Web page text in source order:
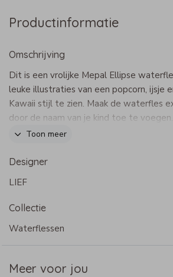
Productinformatie
Omschrijving
Dit is een vrolijke Mepal Ellipse
leuke illustraties van een popcorn, ijsje
Kawaii stijl te zien. Maak de waterfles
door de naam van je kind toe te
kan helemaal naar wens aangepast
Dit product maakt onderdeel uit van
- Merk: Mepal
- Inhoud: 500 ml of 700 ml
- BPA vrij
Toon meer
Designer
LIEF
Collectie
Waterflessen
Meer voor jou